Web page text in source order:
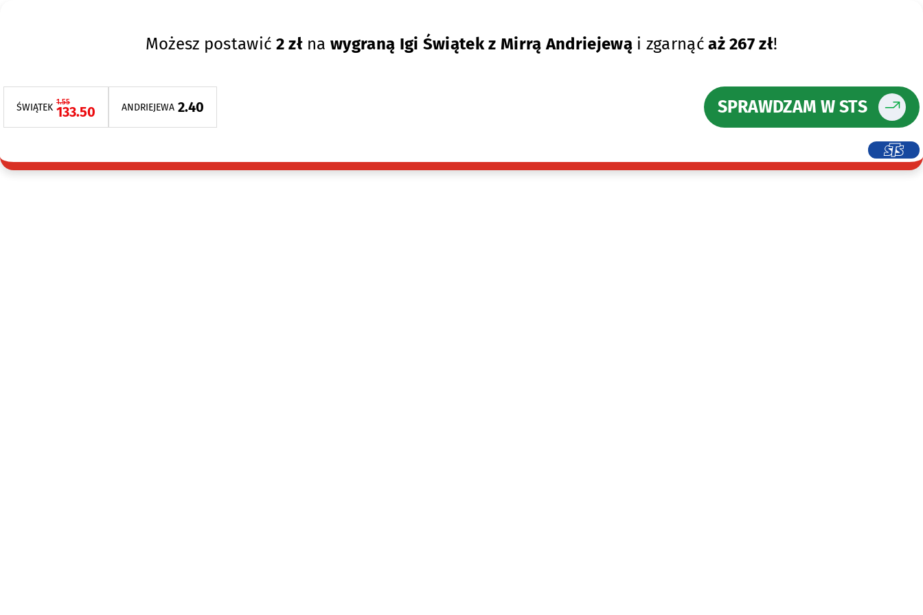
Możesz postawić 2 złnawygraną Igi Świątek z Mirrą Andriejewąi zgarnąćaż 267 zł!
ŚWIĄTEK 1.55
133.50 ANDRIEJEWA 2.40 SPRAWDZAM W STS